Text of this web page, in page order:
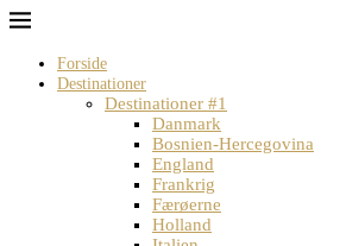
Forside
Destinationer
Destinationer #1
Danmark
Bosnien-Hercegovina
England
Frankrig
Færøerne
Holland